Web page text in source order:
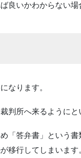
良いかわからない
なります。
判所へ来るようにと
「答弁書」という
移行してしまいます